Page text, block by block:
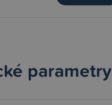
parametry